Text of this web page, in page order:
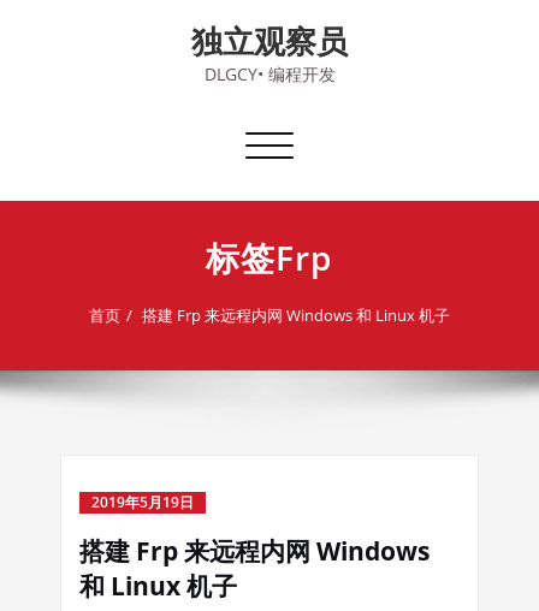
独立观察员
DLGCY• 编程开发
切
导
标签Frp
首页 搭建 Frp 来远程内网 Windows 和 Linux 机子
2019年5月19日
搭建 Frp 来远程内网 Windows
和 Linux 机子